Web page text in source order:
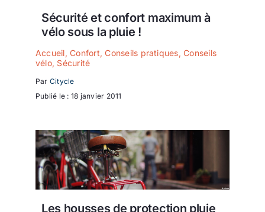
Sécurité et confort maximum à
vélo sous la pluie !
Accueil,Confort,Conseils pratiques,Conseils
vélo, Sécurité
Par Citycle
Publié le : 18 janvier 2011
Les housses de protection pluie